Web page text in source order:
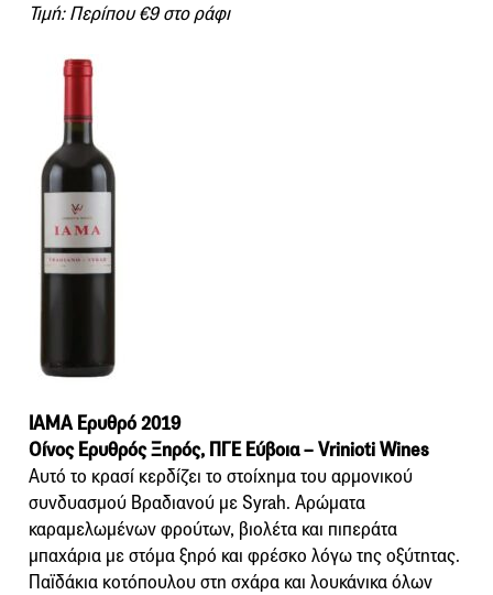
Τιμή: Περίπου €9 στο ράφι
ΙΑΜΑ Ερυθρό 2019
Οίνος Ερυθρός Ξηρός, ΠΓΕ Εύβοια – Vrinioti Wines
Αυτό το κρασί κερδίζει το στοίχημα του αρμονικού
συνδυασμού Βραδιανού με Syrah. Αρώματα
καραμελωμένων φρούτων, βιολέτα και πιπεράτα
μπαχάρια με στόμα ξηρό και φρέσκο λόγω της οξύτητας.
Παϊδάκια κοτόπουλου στη σχάρα και λουκάνικα όλων